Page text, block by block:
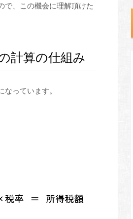
で、この機会に理解頂けた
計算の仕組み
っています。